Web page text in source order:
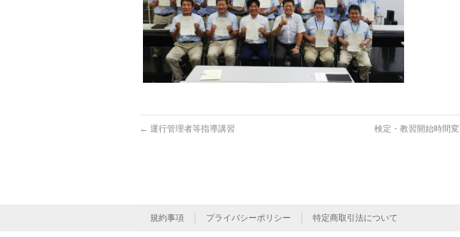
← 運行管理者等指導講習 検定・教習開始時間
規約事項 プライバシーポリシー 特定商取引法について